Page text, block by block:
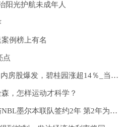
阳光护航未成年人
例榜上有名
点
港股收评：恒指涨0.76％，内房股爆发，碧桂园涨超14％_当前独家
，怎样运动才科学？
记者：前同曦外援阿丘尔与NBL墨尔本联队签约2年 第2年为球员选项